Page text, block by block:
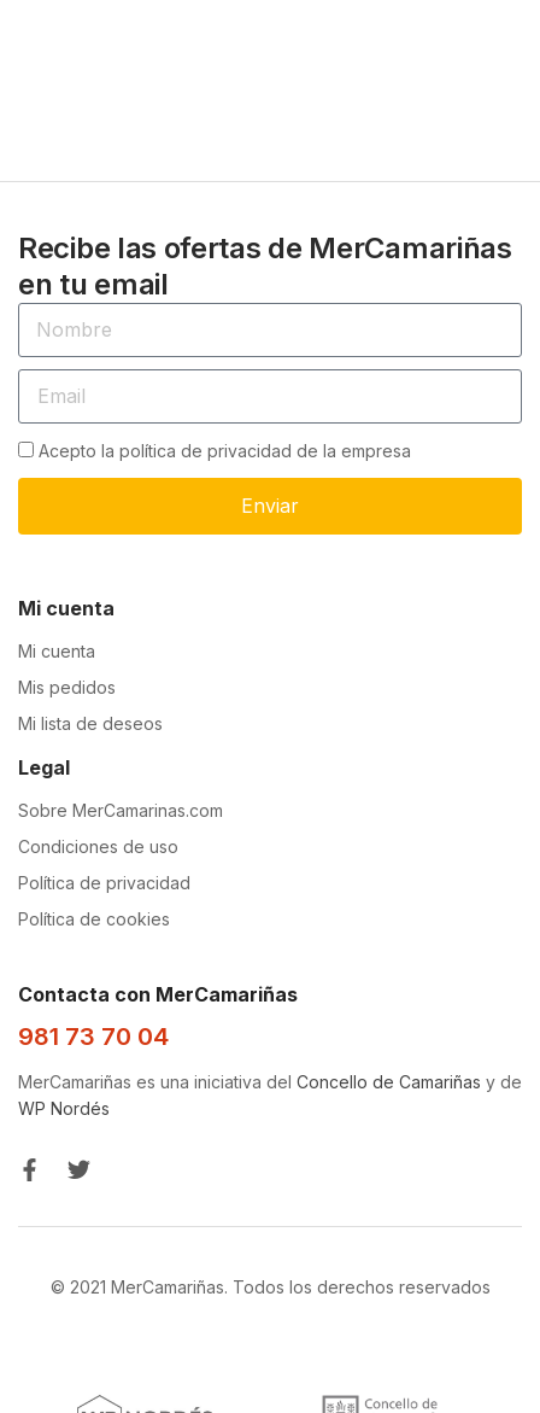
Recibe las ofertas de MerCamariñas
en tu email
Acepto la política de privacidad de la empresa
Enviar
Mi cuenta
Mi cuenta
Mis pedidos
Mi lista de deseos
Legal
Sobre MerCamarinas.com
Condiciones de uso
Política de privacidad
Política de cookies
Contacta con MerCamariñas
981 73 70 04
MerCamariñas es una iniciativa del Concello de Camariñas y de
WP Nordés
© 2021 MerCamariñas. Todos los derechos reservados